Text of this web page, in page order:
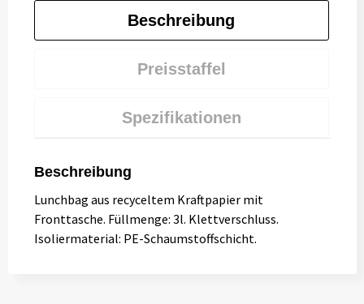
Beschreibung
Preisstaffel
Spezifikationen
Beschreibung
Lunchbag aus recyceltem Kraftpapier mit
Fronttasche. Füllmenge: 3l. Klettverschluss.
Isoliermaterial: PE-Schaumstoffschicht.